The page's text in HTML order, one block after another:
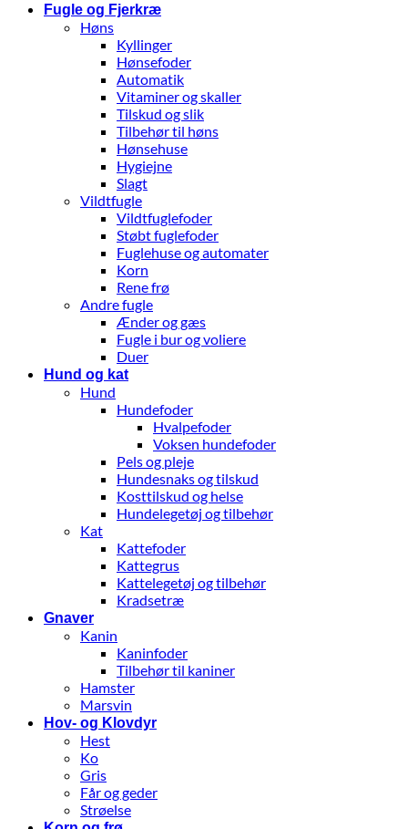
Fugle og Fjerkræ
Høns
Kyllinger
Hønsefoder
Automatik
Vitaminer og skaller
Tilskud og slik
Tilbehør til høns
Hønsehuse
Hygiejne
Slagt
Vildtfugle
Vildtfuglefoder
Støbt fuglefoder
Fuglehuse og automater
Korn
Rene frø
Andre fugle
Ænder og gæs
Fugle i bur og voliere
Duer
Hund og kat
Hund
Hundefoder
Hvalpefoder
Voksen hundefoder
Pels og pleje
Hundesnaks og tilskud
Kosttilskud og helse
Hundelegetøj og tilbehør
Kat
Kattefoder
Kattegrus
Kattelegetøj og tilbehør
Kradsetræ
Gnaver
Kanin
Kaninfoder
Tilbehør til kaniner
Hamster
Marsvin
Hov- og Klovdyr
Hest
Ko
Gris
Får og geder
Strøelse